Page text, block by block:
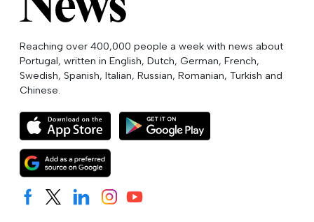
Reaching over 400,000 people a week with news about
Portugal, written in English, Dutch, German, French,
Swedish, Spanish, Italian, Russian, Romanian, Turkish and
Chinese.